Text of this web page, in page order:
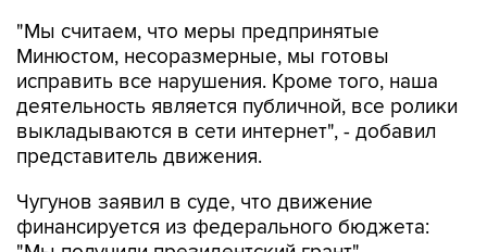
"Мы считаем, что меры предпринятые
Минюстом, несоразмерные, мы готовы
исправить все нарушения. Кроме того, наша
деятельность является публичной, все ролики
выкладываются в сети интернет", - добавил
представитель движения.
Чугунов заявил в суде, что движение
финансируется из федерального бюджета: